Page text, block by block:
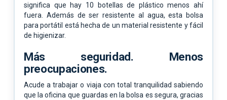
significa que hay 10 botellas de plástico menos ahí
fuera. Además de ser resistente al agua, esta bolsa
para portátil está hecha de un material resistente y fácil
de higienizar.
Más seguridad. Menos
preocupaciones.
Acude a trabajar o viaja con total tranquilidad sabiendo
que la oficina que guardas en la bolsa es segura, gracias